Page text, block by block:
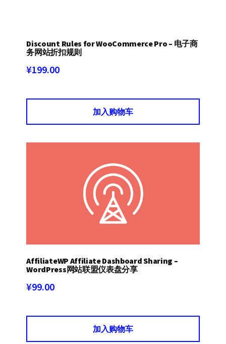
Discount Rules for WooCommerce Pro – 电子商
务网站折扣规则
¥199.00
加入购物车
AffiliateWP Affiliate Dashboard Sharing –
WordPress网站联盟仪表盘分享
¥99.00
加入购物车